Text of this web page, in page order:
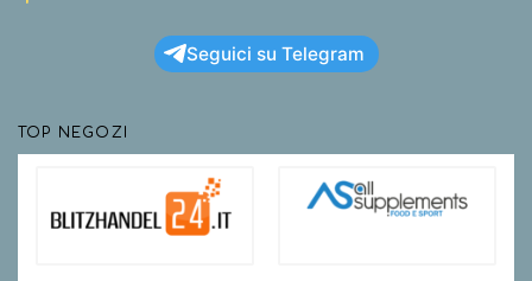
Seguici su Telegram
TOP NEGOZI